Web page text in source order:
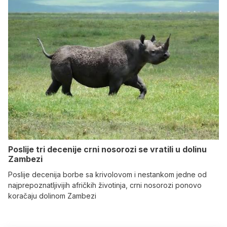
Poslije tri decenije crni nosorozi se vratili u dolinu
Zambezi
Poslije decenija borbe sa krivolovom i nestankom jedne od
najprepoznatljivijih afričkih životinja, crni nosorozi ponovo
koračaju dolinom Zambezi